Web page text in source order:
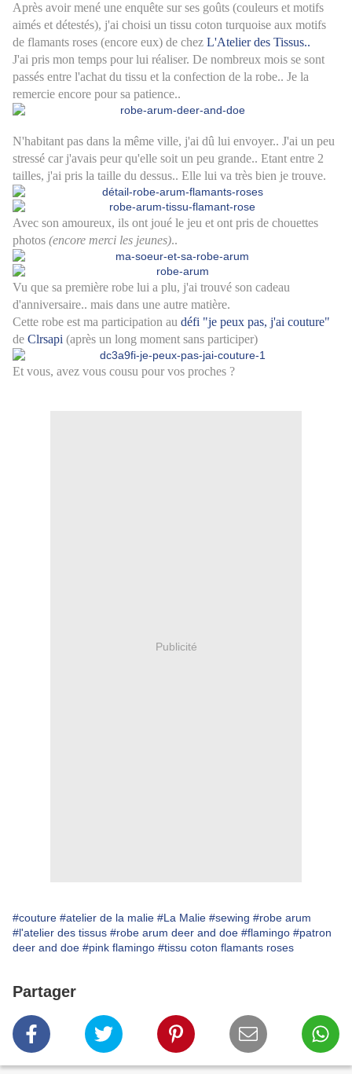
Après avoir mené une enquête sur ses goûts (couleurs et motifs
aimés et détestés), j'ai choisi un tissu coton turquoise aux motifs
de flamants roses (encore eux) de chez L'Atelier des Tissus..
J'ai pris mon temps pour lui réaliser. De nombreux mois se sont
passés entre l'achat du tissu et la confection de la robe.. Je la
remercie encore pour sa patience..
N'habitant pas dans la même ville, j'ai dû lui envoyer.. J'ai un peu
stressé car j'avais peur qu'elle soit un peu grande.. Etant entre 2
tailles, j'ai pris la taille du dessus.. Elle lui va très bien je trouve.
Avec son amoureux, ils ont joué le jeu et ont pris de chouettes
photos (encore merci les jeunes)..
Vu que sa première robe lui a plu, j'ai trouvé son cadeau
d'anniversaire.. mais dans une autre matière.
Cette robe est ma participation au défi "je peux pas, j'ai couture"
de Clrsapi (après un long moment sans participer)
Et vous, avez vous cousu pour vos proches ?
Publicité
#couture #atelier de la malie #La Malie #sewing #robe arum
#l'atelier des tissus #robe arum deer and doe #flamingo #patron
deer and doe #pink flamingo #tissu coton flamants roses
Partager